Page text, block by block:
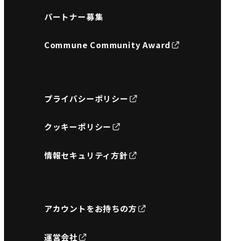
パートナー募集
Commune Community Award
プライバシーポリシー
クッキーポリシー
情報セキュリティ方針
アカウントをお持ちの方
運営会社